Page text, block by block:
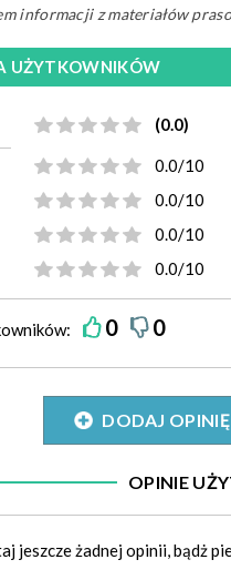
informacji z materiałów
UŻYTKOWNIKÓW
(0.0)
0.0/10
0.0/10
0.0/10
0.0/10
0 0
DODAJ
OPINIE
jeszcze żadnej opinii, bądż